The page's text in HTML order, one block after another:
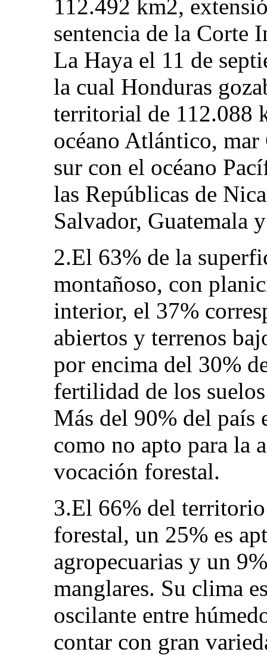
112.492 km2,
sentencia de la Corte
La Haya el 11 de
la cual Honduras
territorial de 112.088
océano Atlántico,
sur con el océano
las Repúblicas de
Salvador, Guatemala
2.El 63% de la
montañoso, con
interior, el 37%
abiertos y terrenos
por encima del 30%
fertilidad de los
Más del 90% del país
como no apto para la
vocación forestal.
3.El 66% del
forestal, un 25% es
agropecuarias y un
manglares. Su clima
oscilante entre
contar con gran